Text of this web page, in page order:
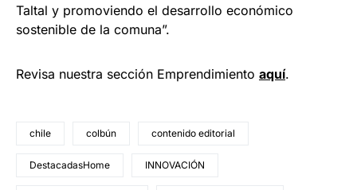
Taltal y promoviendo el desarrollo económico
sostenible de la comuna”.
Revisa nuestra sección Emprendimiento aquí.
chile colbún contenido editorial
DestacadasHome INNOVACIÓN